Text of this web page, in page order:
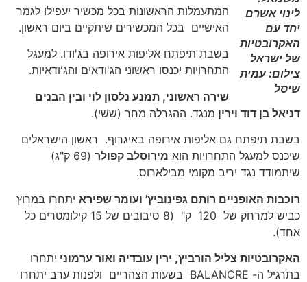
לינוי אשרם
יחד עם
האקרובטיות
של ישראל
צילום: עמית
שיסל
המתעמלות הראשונות בכל מכשיר יעפילו לגמר
האישיים בכל המכשירים שיתקיים ביום ראשון.
בשבת תיפתח אליפות אירופה בג'ודו. למעגל
התחרויות יכנסו ראשוני הג'ודאים והג'ודאיות.
שירה ראשוני, תמנע נלסון לוי ובין הבנים
דניאל בן דוד וירין מנגד. ההגרלה מחר (ששי).
בשבת תיפתח גם אליפות אירופה באיגרוף. ראשון הישראלים
שיכנס למעגל התחרויות הוא מירוסלב קפולר
(69 ק"ג)
שיתמודד נגד יריב מקומי מבילארוס.
רוכבות האופניים רותם גפינוביץ' ועומר שפירא יתחרו במרוץ
כביש למרחק של 120 ק" (8 סיבובים של 15 קילומטרים כל
אחד).
האקרובטיות צליל הורביץ, ירין עובדיה ואור ערמוני יתחרו
בתרגיל ה- BALANCRE בשעות הצהריים ולפנות ערב יתחרו